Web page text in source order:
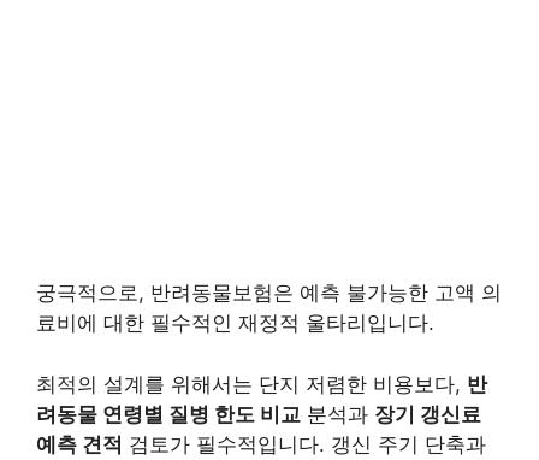
궁극적으로, 반려동물보험은 예측 불가능한 고액 의
료비에 대한 필수적인 재정적 울타리입니다.
최적의 설계를 위해서는 단지 저렴한 비용보다, 반
려동물 연령별 질병 한도 비교 분석과 장기 갱신료
예측 견적 검토가 필수적입니다. 갱신 주기 단축과